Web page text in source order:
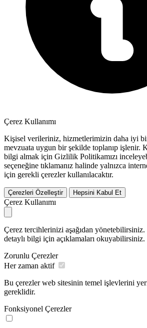
Çerez Kullanımı
Kişisel verileriniz, hizmetlerimizin daha iyi
mevzuata uygun bir şekilde toplanıp işlenir.
bilgi almak için Gizlilik Politikamızı
seçeneğine tıklamanız halinde yalnızca
için gerekli çerezler kullanılacaktır.
Çerezleri Özelleştir Hepsini Kabul Et
Çerez Kullanımı
Çerez tercihlerinizi aşağıdan
detaylı bilgi için açıklamaları okuyabilirsiniz.
Zorunlu Çerezler
Her zaman aktif
Bu çerezler web sitesinin temel işlevlerini
gereklidir.
Fonksiyonel Çerezler